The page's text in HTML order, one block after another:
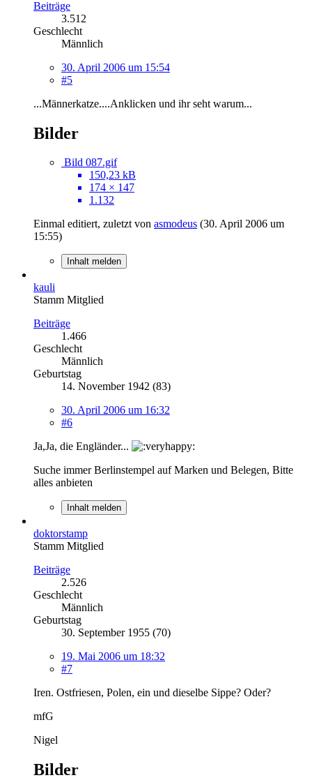
Beiträge
3.512
Geschlecht
Männlich
30. April 2006 um 15:54
#5
...Männerkatze....Anklicken und ihr seht warum...
Bilder
Bild 087.gif
150,23 kB
174 × 147
1.132
Einmal editiert, zuletzt von asmodeus (30. April 2006 um
15:55)
Inhalt melden
kauli
Stamm Mitglied
Beiträge
1.466
Geschlecht
Männlich
Geburtstag
14. November 1942 (83)
30. April 2006 um 16:32
#6
Ja,Ja, die Engländer...
Suche immer Berlinstempel auf Marken und Belegen, Bitte
alles anbieten
Inhalt melden
doktorstamp
Stamm Mitglied
Beiträge
2.526
Geschlecht
Männlich
Geburtstag
30. September 1955 (70)
19. Mai 2006 um 18:32
#7
Iren. Ostfriesen, Polen, ein und dieselbe Sippe? Oder?
mfG
Nigel
Bilder